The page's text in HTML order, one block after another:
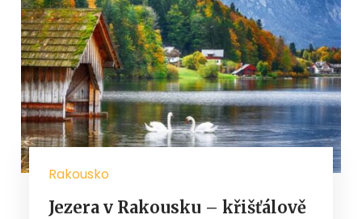
Rakousko
Jezera v Rakousku – křišťálově